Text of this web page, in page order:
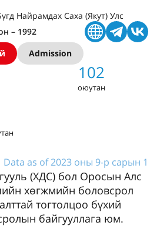
Найрамдах Саха (Якут) Улс
– 1992
Admission
102
оюутан
Data as of 2023 оны 9-р сарын 1
(ХДС) бол Оросын Алс
хөгжмийн боловсрол
тогтолцоо бүхий
байгууллага юм.